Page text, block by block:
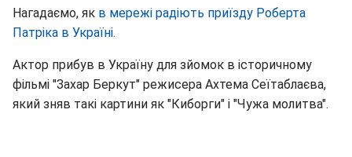
Нагадаємо, як в мережі радіють приїзду Роберта
Патріка в Україні.
Актор прибув в Україну для зйомок в історичному
фільмі "Захар Беркут" режисера Ахтема Сеїтаблаєва,
який зняв такі картини як "Киборги" і "Чужа молитва".